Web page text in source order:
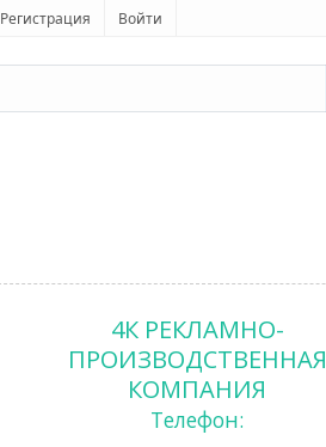
Регистрация Войти
4К РЕКЛАМНО-
ПРОИЗВОДСТВЕННАЯ
КОМПАНИЯ
Телефон: